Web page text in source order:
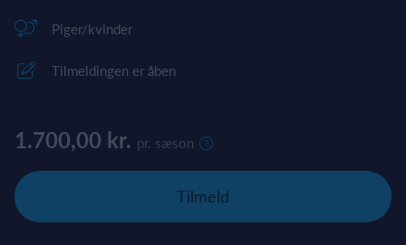
Piger/kvinder
Tilmeldingen er åben
1.700,00 kr. pr. sæson
Tilmeld